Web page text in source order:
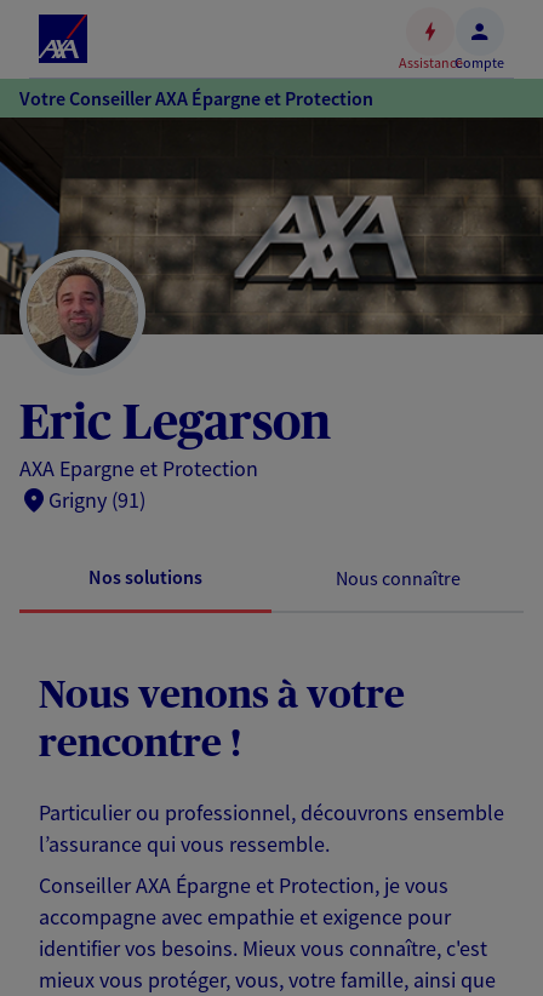
Accéder
au
Accéder
au
pied
de
page
AssistanceCompte
Votre Conseiller AXA Épargne et Protection
Eric Legarson
AXA Epargne et Protection
Grigny (91)
Nos solutions Nous connaître
Nous venons à votre
rencontre !
Particulier ou professionnel, découvrons ensemble
l’assurance qui vous ressemble.
Conseiller AXA Épargne et Protection, je vous
accompagne avec empathie et exigence pour
identifier vos besoins. Mieux vous connaître, c'est
mieux vous protéger, vous, votre famille, ainsi que